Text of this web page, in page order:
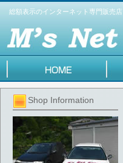
総額表示のインターネット専門販売店
Shop Information